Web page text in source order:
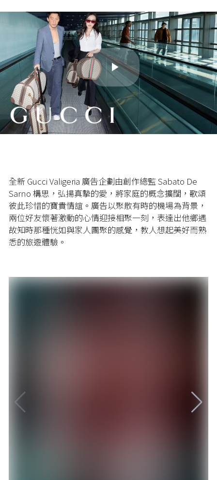
Play
Video
全新 Gucci Valigeria 廣告企劃由創作總監Sabato De
Sarno 構思，弘揚真摰的愛，將家庭的概念擴闊，歌頌
彼此珍惜的寶貴情誼。廣告以聚散有時的機場為背景，
兩位好友懷著激動的心情迎接相聚一刻，表達出他鄉遇
故知時那種恍如與家人團聚的感覺，教人想起美好而熟
悉的旅遊體驗。